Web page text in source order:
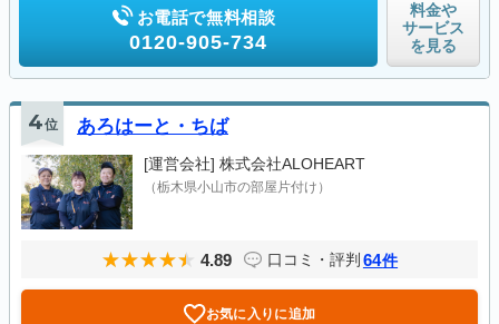
お電話で無料相談
0120-905-734
料金や
サービス
を見る
4位 あろはーと・ちば
[運営会社] 株式会社ALOHEART
（栃木県小山市の部屋片付け）
4.89 口コミ・評判 64件
お気に入りに追加